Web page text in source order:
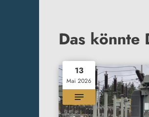
Das könnte
13
Mai 2026